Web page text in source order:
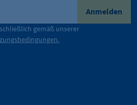
stellvertretend für die Vielfalt
wird deutlich, was der Claim
Anmelden
gemäß unserer